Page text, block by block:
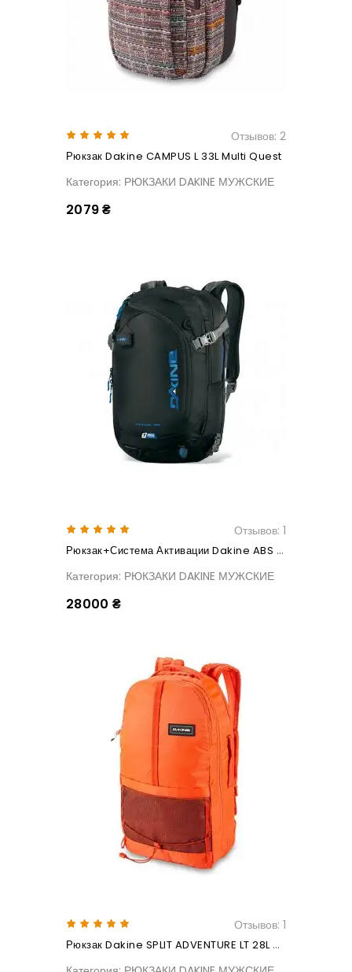
Отзывов: 2
Рюкзак Dakine CAMPUS L 33L Multi Quest
Категория: РЮКЗАКИ DAKINE МУЖСКИЕ
2079 ₴
Отзывов: 1
Рюкзак+Система Активации Dakine ABS SIGNAL 25L Black+ABS Activat-Steel
Категория: РЮКЗАКИ DAKINE МУЖСКИЕ
28000 ₴
Отзывов: 1
Рюкзак Dakine SPLIT ADVENTURE LT 28L Sun Flare